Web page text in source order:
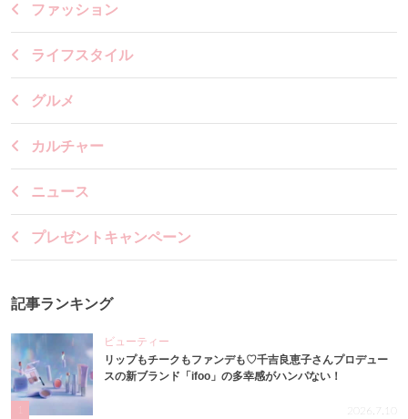
ファッション
ライフスタイル
グルメ
カルチャー
ニュース
プレゼントキャンペーン
記事ランキング
ビューティー
リップもチークもファンデも♡千吉良恵子さんプロデュー
スの新ブランド「ifoo」の多幸感がハンパない！
2026.7.10